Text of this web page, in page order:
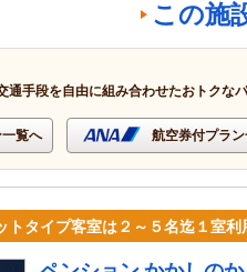
この施
通手段を自由に組み合わせたおトクな
覧へ 航空券付プラ
タイプ客室は２～５名迄１室利